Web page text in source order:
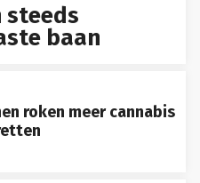
steeds
baan
roken meer cannabis